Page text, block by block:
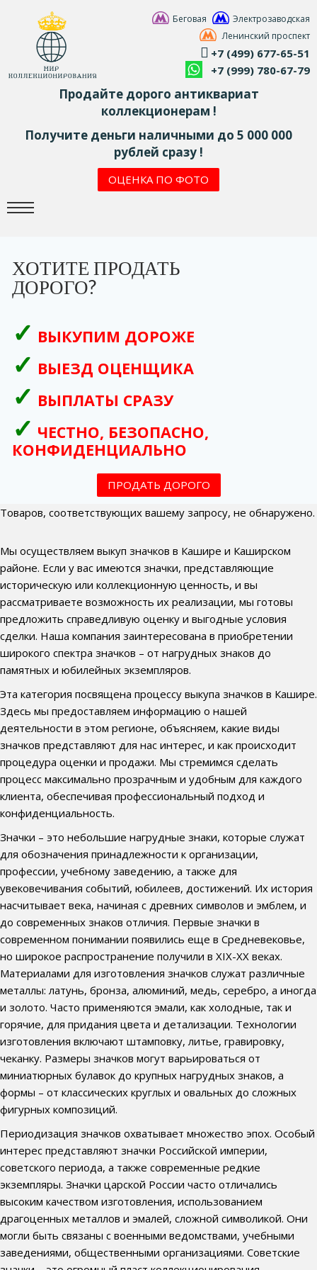
Беговая
Электрозаводская
Ленинский проспект
+7 (499) 677-65-51
+7 (999) 780-67-79
Продайте дорого антиквариат
коллекционерам !
Получите деньги наличными до 5 000 000
рублей сразу !
ОЦЕНКА ПО ФОТО
ХОТИТЕ ПРОДАТЬ
ДОРОГО?
ВЫКУПИМ ДОРОЖЕ
ВЫЕЗД ОЦЕНЩИКА
ВЫПЛАТЫ СРАЗУ
ЧЕСТНО, БЕЗОПАСНО,
КОНФИДЕНЦИАЛЬНО
ПРОДАТЬ ДОРОГО
Товаров, соответствующих вашему запросу, не обнаружено.
Мы осуществляем выкуп значков в Кашире и Каширском
районе. Если у вас имеются значки, представляющие
историческую или коллекционную ценность, и вы
рассматриваете возможность их реализации, мы готовы
предложить справедливую оценку и выгодные условия
сделки. Наша компания заинтересована в приобретении
широкого спектра значков – от нагрудных знаков до
памятных и юбилейных экземпляров.
Эта категория посвящена процессу выкупа значков в Кашире.
Здесь мы предоставляем информацию о нашей
деятельности в этом регионе, объясняем, какие виды
значков представляют для нас интерес, и как происходит
процедура оценки и продажи. Мы стремимся сделать
процесс максимально прозрачным и удобным для каждого
клиента, обеспечивая профессиональный подход и
конфиденциальность.
Значки – это небольшие нагрудные знаки, которые служат
для обозначения принадлежности к организации,
профессии, учебному заведению, а также для
увековечивания событий, юбилеев, достижений. Их история
насчитывает века, начиная с древних символов и эмблем, и
до современных знаков отличия. Первые значки в
современном понимании появились еще в Средневековье,
но широкое распространение получили в XIX-XX веках.
Материалами для изготовления значков служат различные
металлы: латунь, бронза, алюминий, медь, серебро, а иногда
и золото. Часто применяются эмали, как холодные, так и
горячие, для придания цвета и детализации. Технологии
изготовления включают штамповку, литье, гравировку,
чеканку. Размеры значков могут варьироваться от
миниатюрных булавок до крупных нагрудных знаков, а
формы – от классических круглых и овальных до сложных
фигурных композиций.
Периодизация значков охватывает множество эпох. Особый
интерес представляют значки Российской империи,
советского периода, а также современные редкие
экземпляры. Значки царской России часто отличались
высоким качеством изготовления, использованием
драгоценных металлов и эмалей, сложной символикой. Они
могли быть связаны с военными ведомствами, учебными
заведениями, общественными организациями. Советские